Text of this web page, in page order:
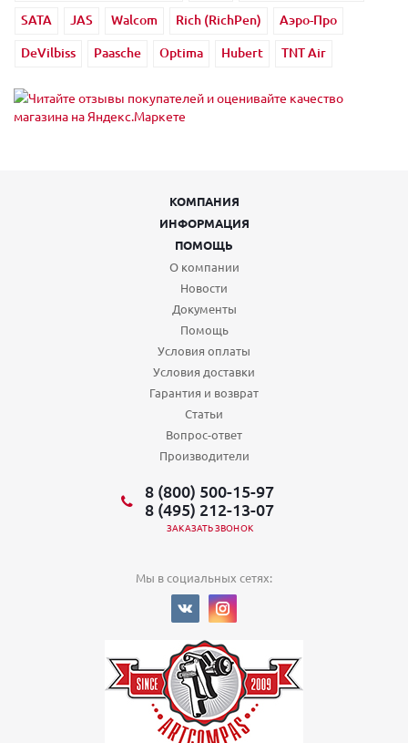
SATA
JAS Walcom Rich (RichPen)
Аэро-Про
DeVilbiss
Paasche Optima Hubert TNT Air
КОМПАНИЯ
ИНФОРМАЦИЯ
ПОМОЩЬ
О компании
Новости
Документы
Помощь
Условия оплаты
Условия доставки
Гарантия и возврат
Статьи
Вопрос-ответ
Производители
8 (800) 500-15-97
8 (495) 212-13-07
ЗАКАЗАТЬ ЗВОНОК
Мы в социальных сетях: